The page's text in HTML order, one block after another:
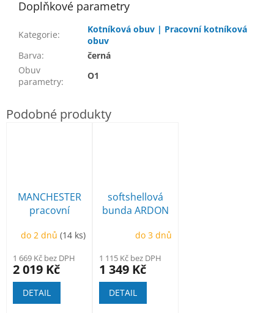
Doplňkové parametry
Kategorie:
Kotníková obuv | Pracovní kotníková
obuv
Barva:
černá
Obuv
parametry:
O1
MANCHESTER
pracovní
do 2 dnů(14 ks)
1 669 Kč bez DPH
2 019 Kč
DETAIL
softshellová
bunda ARDON
do 3 dnů
1 115 Kč bez DPH
1 349 Kč
DETAIL